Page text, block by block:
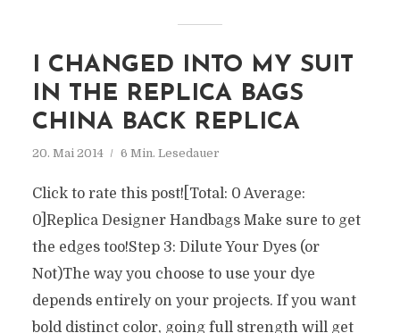
I CHANGED INTO MY SUIT
IN THE REPLICA BAGS
CHINA BACK REPLICA
20. Mai 2014 6 Min. Lesedauer
Click to rate this post![Total: 0 Average:
0]Replica Designer Handbags Make sure to get
the edges too!Step 3: Dilute Your Dyes (or
Not)The way you choose to use your dye
depends entirely on your projects. If you want
bold distinct color, going full strength will get